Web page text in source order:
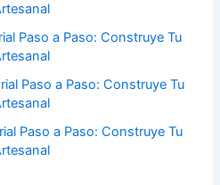
Paso a Paso: Construye Tu
Paso a Paso: Construye Tu
Paso a Paso: Construye Tu